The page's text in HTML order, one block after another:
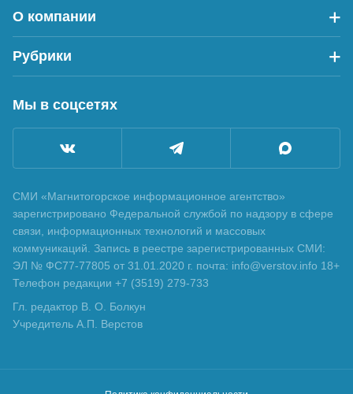
О компании
Рубрики
Мы в соцсетях
СМИ «Магнитогорское информационное агентство»
зарегистрировано Федеральной службой по надзору в сфере
связи, информационных технологий и массовых
коммуникаций. Запись в реестре зарегистрированных СМИ:
ЭЛ № ФС77-77805 от 31.01.2020 г. почта: info@verstov.info 18+
Телефон редакции +7 (3519) 279-733
Гл. редактор В. О. Болкун
Учредитель А.П. Верстов